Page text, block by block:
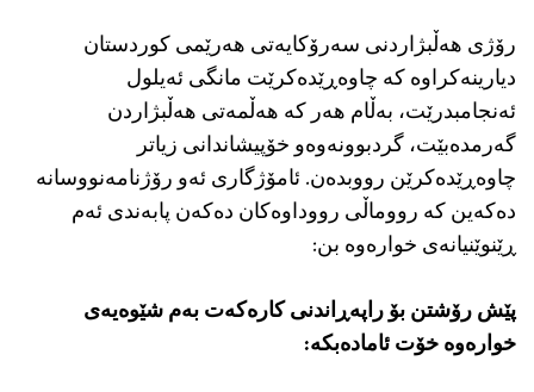
رۆژی هه‌ڵبژاردنی سه‌رۆكایه‌تی هه‌رێمی كوردستان
دیارینه‌كراوه‌ كه‌ چاوه‌ڕێده‌كرێت مانگی ئه‌یلول
ئه‌نجامبدرێت، به‌ڵام هه‌ر كه‌ هه‌ڵمه‌تی هه‌ڵبژاردن
گه‌رمده‌بێت، گردبوونه‌وه‌و خۆپیشاندانی زیاتر
چاوه‌ڕێده‌كرێن رووبده‌ن. ئامۆژگاری ئه‌و رۆژنامه‌نووسانه‌
ده‌كه‌ین كه‌ رووماڵی رووداوه‌كان ده‌كه‌ن پابه‌ندی ئه‌م
ڕێنوێنیانه‌ی خواره‌وه‌ بن:
پێش رۆشتن بۆ راپه‌ڕاندنی كاره‌كه‌ت به‌م شێوه‌یه‌ی
خواره‌وه‌ خۆت ئاماده‌بكه‌: